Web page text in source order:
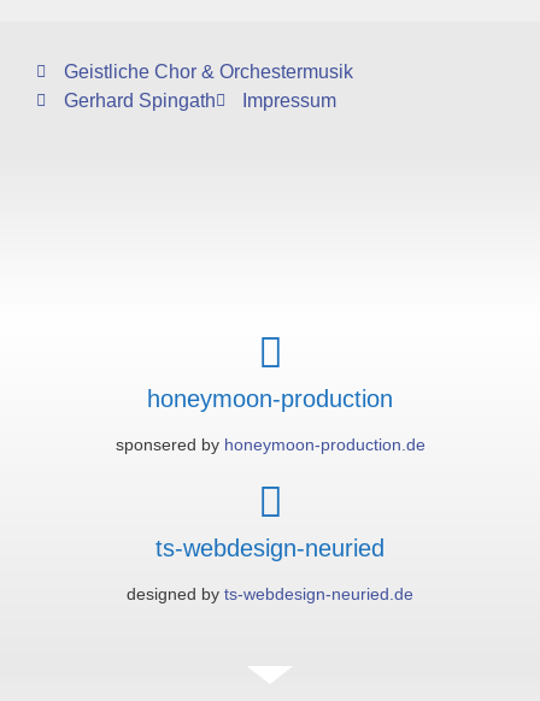
Geistliche Chor & Orchestermusik
Gerhard Spingath
Impressum
honeymoon-production
sponsered by honeymoon-production.de
ts-webdesign-neuried
designed by ts-webdesign-neuried.de